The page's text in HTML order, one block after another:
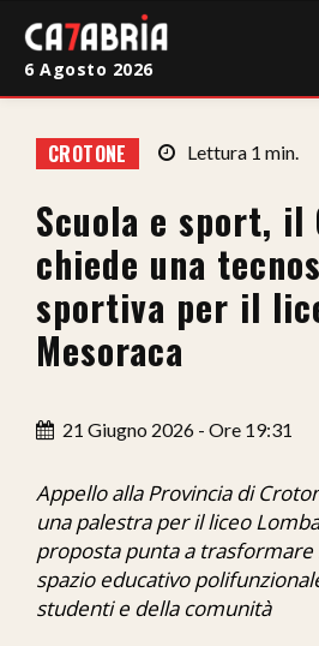
Cronaca
Giudiziaria
Politica
Sport
Sanità
Economia
Ita-Mondo
C7 Play
6 Agosto 2026
CROTONE Lettura 1 min.
Scuola e sport, il
chiede una
sportiva per il
Mesoraca
21 Giugno 2026 - Ore 19:31
Appello alla Provincia di
una palestra per il liceo
proposta punta a trasformare
spazio educativo
studenti e della comunità